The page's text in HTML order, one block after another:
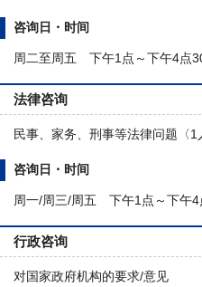
咨询日・时间
周二至周五 下午1点～下午4点
法律咨询
民事、家务、刑事等法律问题〈1
咨询日・时间
周一/周三/周五 下午1点～下午4
行政咨询
对国家政府机构的要求/意见